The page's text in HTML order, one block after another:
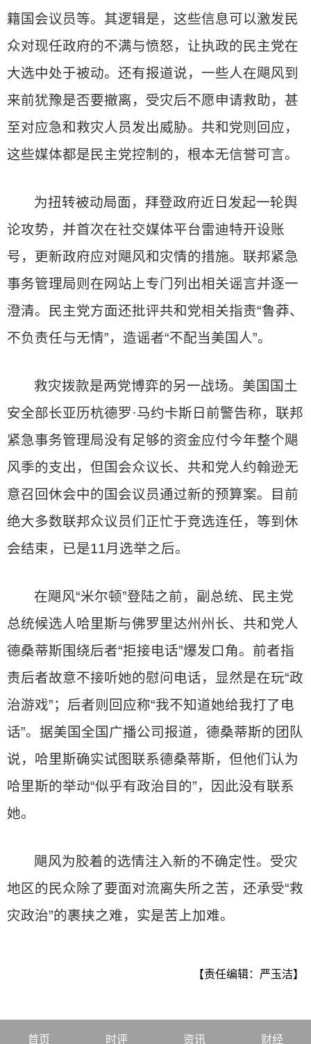
籍国会议员等。其逻辑是，这些信息可以激发民
众对现任政府的不满与愤怒，让执政的民主党在
大选中处于被动。还有报道说，一些人在飓风到
来前犹豫是否要撤离，受灾后不愿申请救助，甚
至对应急和救灾人员发出威胁。共和党则回应，
这些媒体都是民主党控制的，根本无信誉可言。
为扭转被动局面，拜登政府近日发起一轮舆
论攻势，并首次在社交媒体平台雷迪特开设账
号，更新政府应对飓风和灾情的措施。联邦紧急
事务管理局则在网站上专门列出相关谣言并逐一
澄清。民主党方面还批评共和党相关指责“鲁莽、
不负责任与无情”，造谣者“不配当美国人”。
救灾拨款是两党博弈的另一战场。美国国土
安全部长亚历杭德罗·马约卡斯日前警告称，联邦
紧急事务管理局没有足够的资金应付今年整个飓
风季的支出，但国会众议长、共和党人约翰逊无
意召回休会中的国会议员通过新的预算案。目前
绝大多数联邦众议员们正忙于竞选连任，等到休
会结束，已是11月选举之后。
在飓风“米尔顿”登陆之前，副总统、民主党
总统候选人哈里斯与佛罗里达州州长、共和党人
德桑蒂斯围绕后者“拒接电话”爆发口角。前者指
责后者故意不接听她的慰问电话，显然是在玩“政
治游戏”；后者则回应称“我不知道她给我打了电
话”。据美国全国广播公司报道，德桑蒂斯的团队
说，哈里斯确实试图联系德桑蒂斯，但他们认为
哈里斯的举动“似乎有政治目的”，因此没有联系
她。
飓风为胶着的选情注入新的不确定性。受灾
地区的民众除了要面对流离失所之苦，还承受“救
灾政治”的裹挟之难，实是苦上加难。
【责任编辑：严玉洁】
首页 时评 资讯 财经